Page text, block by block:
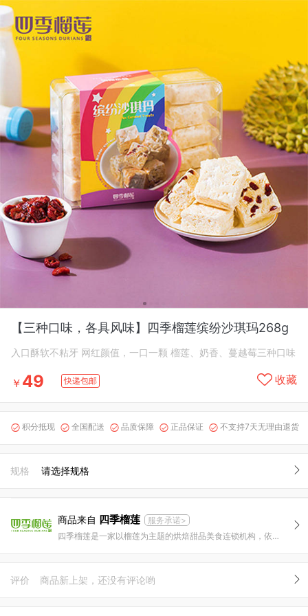
【三种口味，各具风味】四季榴莲缤纷沙琪玛268g
入口酥软不粘牙 网红颜值，一口一颗 榴莲、奶香、蔓越莓三种口味
￥ 49 快递包邮 收藏
 积分抵现  全国配送  品质保障  正品保证  不支持7天无理由退货
规格 请选择规格
商品来自 四季榴莲
服务承诺>
四季榴莲是一家以榴莲为主题的烘焙甜品美食连锁机构，依托清新别致的南洋风情，精选来自马来西亚的顶级D24和猫山王榴莲果肉，结合源自欧洲的烘焙工艺，专注于研发更高品质的榴莲美食——四季变幻，钟爱榴莲，成就你爱榴莲的每一种可能。
评价 商品新上架，还没有评论哟